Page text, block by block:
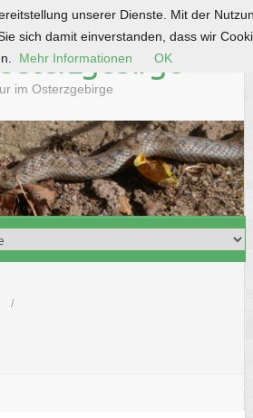
im Osterzgebirge
unserer Dienste. Mit der
sich damit einverstanden, dass wir
Mehr Informationen OK